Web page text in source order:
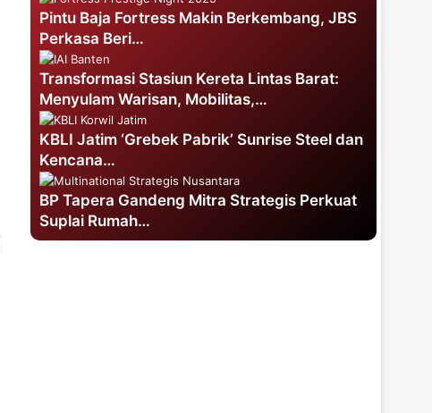
Pintu Baja Fortress Makin Berkembang, JBS
Perkasa Beri…
Transformasi Stasiun Kereta Lintas Barat:
Menyulam Warisan, Mobilitas,…
KBLI Jatim ‘Grebek Pabrik’ Sunrise Steel dan
Kencana…
BP Tapera Gandeng Mitra Strategis Perkuat
Suplai Rumah…